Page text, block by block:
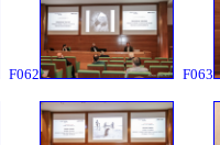
F062 F063